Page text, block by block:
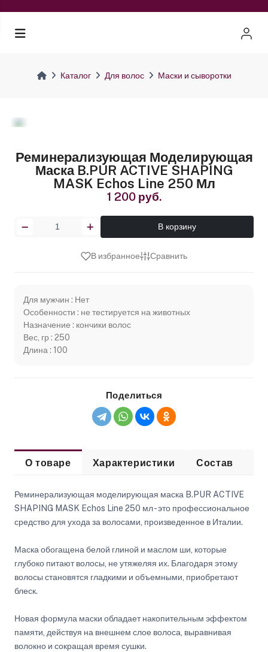
Каталог Для волос Маски и сыворотки
Реминерализующая Моделирующая
Маска B.PUR ACTIVE SHAPING
MASK Echos Line 250 Мл
1 200 руб.
В корзину
В избранное Сравнить
Для мужчин : Нет
Особенности : не тестируется на животных
Назначение : кончики волос
Вес, гр : 250
Длина : 100
Поделиться
О товаре Характеристики Состав
Реминерализующая моделирующая маска B.PUR ACTIVE
SHAPING MASK Echos Line 250 мл - это профессиональное
средство для ухода за волосами, произведенное в Италии.
Маска обогащена белой глиной и маслом ши, которые
глубоко питают волосы, не утяжеляя их. Благодаря этому
волосы становятся гладкими и объемными, приобретают
блеск.
Новая формула маски обладает накопительным эффектом
памяти, действуя на внешнем слое волоса, выравнивая
волокно и сокращая время сушки.